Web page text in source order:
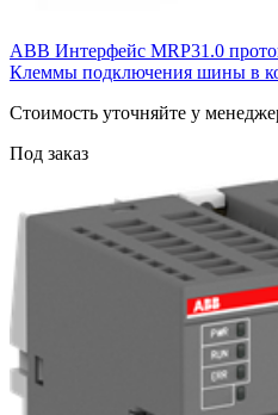
ABB Интерфейс MRP31.0
Клеммы подключения шины в
Cтоимость уточняйте у
Под заказ